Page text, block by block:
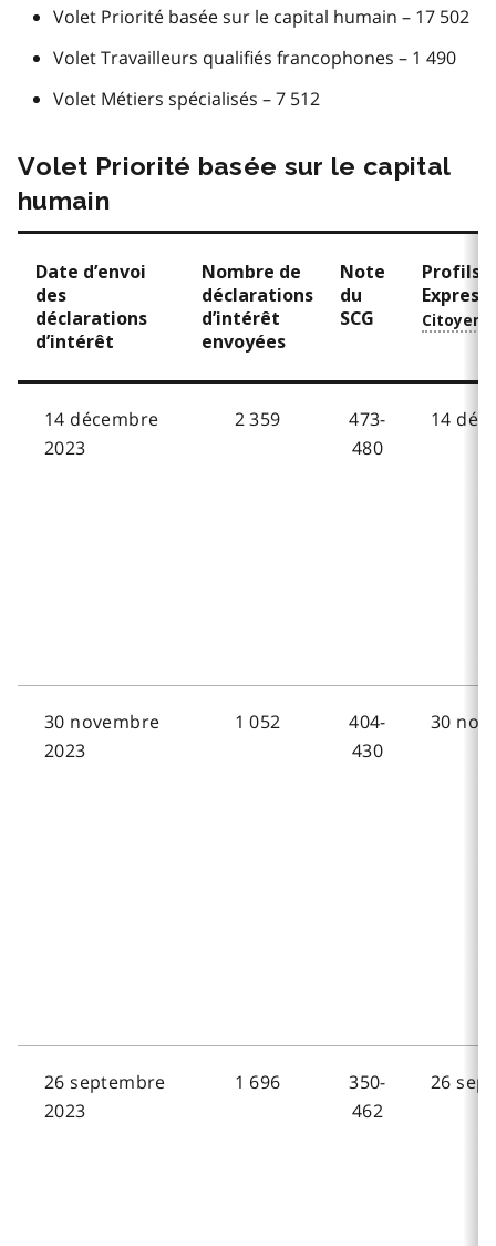
Volet Priorité basée sur le capital humain – 17 502
Volet Travailleurs qualifiés francophones – 1 490
Volet Métiers spécialisés – 7 512
Volet Priorité basée sur le capital
humain
Date d’envoi
des
déclarations
d’intérêt
Nombre de
déclarations
d’intérêt
envoyées
Note
du
SCG
Profils
Express
14 décembre
2023
2 359
473-
480
14
30 novembre
2023
1 052
404-
430
30
26 septembre
2023
1 696
350-
462
26